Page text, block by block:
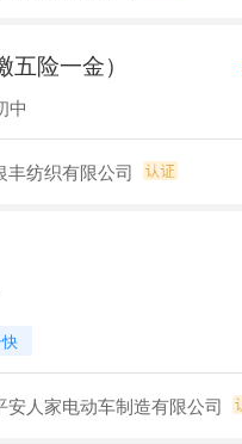
险一金）
中
丰纺织有限公司
安人家电动车制造有限公司